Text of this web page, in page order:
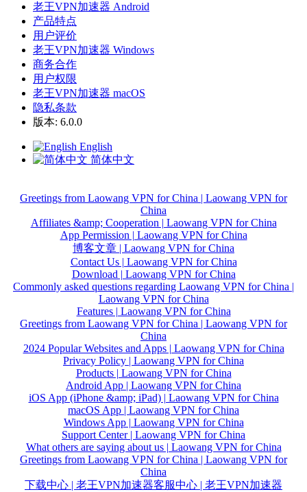
老王VPN加速器 Android
产品特点
用户评价
老王VPN加速器 Windows
商务合作
用户权限
老王VPN加速器 macOS
隐私条款
版本: 6.0.0
English
简体中文
Greetings from Laowang VPN for China | Laowang VPN for
China
Affiliates &amp; Cooperation | Laowang VPN for China
App Permission | Laowang VPN for China
博客文章 | Laowang VPN for China
Contact Us | Laowang VPN for China
Download | Laowang VPN for China
Commonly asked questions regarding Laowang VPN for China |
Laowang VPN for China
Features | Laowang VPN for China
Greetings from Laowang VPN for China | Laowang VPN for
China
2024 Popular Websites and Apps | Laowang VPN for China
Privacy Policy | Laowang VPN for China
Products | Laowang VPN for China
Android App | Laowang VPN for China
iOS App (iPhone &amp; iPad) | Laowang VPN for China
macOS App | Laowang VPN for China
Windows App | Laowang VPN for China
Support Center | Laowang VPN for China
What others are saying about us | Laowang VPN for China
Greetings from Laowang VPN for China | Laowang VPN for
China
下载中心 | 老王VPN加速器客服中心 | 老王VPN加速器